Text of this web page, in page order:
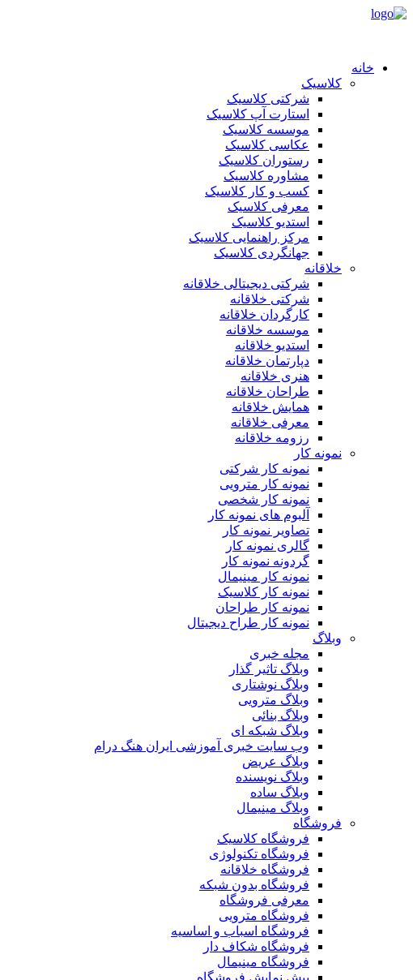
خانه
کلاسیک
شرکتی کلاسیک
استارت آپ کلاسیک
موسسه کلاسیک
عکاسی کلاسیک
رستوران کلاسیک
مشاوره کلاسیک
کسب و کار کلاسیک
معرفی کلاسیک
استدیو کلاسیک
مرکز راهنمایی کلاسیک
جهانگردی کلاسیک
خلاقانه
شرکتی دیجیتالی خلاقانه
شرکتی خلاقانه
کارگردان خلاقانه
موسسه خلاقانه
استدیو خلاقانه
دپارتمان خلاقانه
هنری خلاقانه
طراحان خلاقانه
همایش خلاقانه
معرفی خلاقانه
رزومه خلاقانه
نمونه کار
نمونه کار شرکتی
نمونه کار مترویی
نمونه کار شخصی
آلبوم های نمونه کار
تصاویر نمونه کار
گالری نمونه کار
گردونه نمونه کار
نمونه کار مینیمال
نمونه کار کلاسیک
نمونه کار طراحان
نمونه کار طراح دیجیتال
وبلاگ
مجله خبری
وبلاگ تاثیر گذار
وبلاگ نوشتاری
وبلاگ مترویی
وبلاگ بنائی
وبلاگ شبکه ای
وب سایت خبری آموزشی ایران هنگ درام
وبلاگ عریض
وبلاگ نویسنده
وبلاگ ساده
وبلاگ مینیمال
فروشگاه
فروشگاه کلاسیک
فروشگاه تکنولوژی
فروشگاه خلاقانه
فروشگاه بدون شبکه
معرفی فروشگاه
فروشگاه مترویی
فروشگاه اسباب و اساسیه
فروشگاه شکاف دار
فروشگاه مینیمال
پیش نمایش فروشگاه